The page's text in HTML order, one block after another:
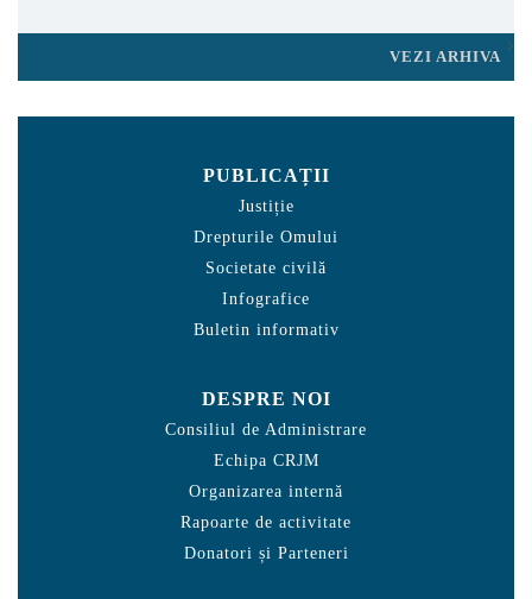
VEZI ARHIVA
PUBLICAȚII
Justiție
Drepturile Omului
Societate civilă
Infografice
Buletin informativ
DESPRE NOI
Consiliul de Administrare
Echipa CRJM
Organizarea internă
Rapoarte de activitate
Donatori și Parteneri